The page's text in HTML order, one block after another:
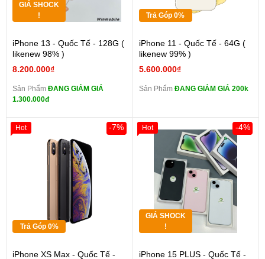
GIÁ SHOCK
!
iPhone 13 - Quốc Tế - 128G (
likenew 98% )
8.200.000₫
Sản Phẩm ĐANG GIẢM GIÁ
1.300.000đ
Trả Góp 0%
iPhone 11 - Quốc Tế - 64G (
likenew 99% )
5.600.000₫
Sản Phẩm ĐANG GIẢM GIÁ 200k
Trả Góp 0%
iPhone XS Max - Quốc Tế -
-7%
Hot
GIÁ SHOCK
!
iPhone 15 PLUS - Quốc Tế -
-4%
Hot